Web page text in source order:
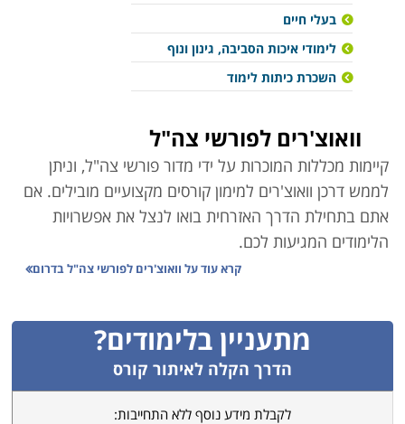
בעלי חיים
לימודי איכות הסביבה, גינון ונוף
השכרת כיתות לימוד
וואוצ'רים לפורשי צה"ל
קיימות מכללות המוכרות על ידי מדור פורשי צה"ל, וניתן
לממש דרכן וואוצ'רים למימון קורסים מקצועיים מובילים. אם
אתם בתחילת הדרך האזרחית בואו לנצל את אפשרויות
הלימודים המגיעות לכם.
קרא עוד על וואוצ'רים לפורשי צה"ל בדרום
מתעניין בלימודים?
הדרך הקלה לאיתור קורס
לקבלת מידע נוסף ללא התחייבות: